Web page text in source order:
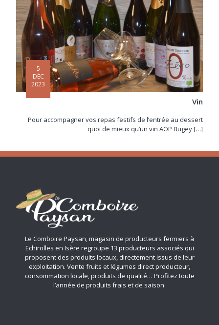
5
DÉC
2023
Vin
Pour accompagner vos repas festifs de l’entrée au dessert
quoi de mieux qu’un vin AOP Bugey[…]
Le Comboire Paysan, magasin de producteurs fermiers à
Echirolles en Isère regroupe 13 producteurs associés qui
proposent des produits locaux, directement issus de leur
exploitation. Vente fruits et légumes direct producteur,
consommation locale, produits de qualité… Profitez toute
l’année de produits frais et de saison.